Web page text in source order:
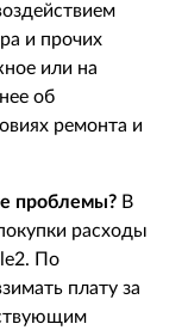
и прочих
или на
об
ремонта и
проблемы? В
расходы
По
плату за